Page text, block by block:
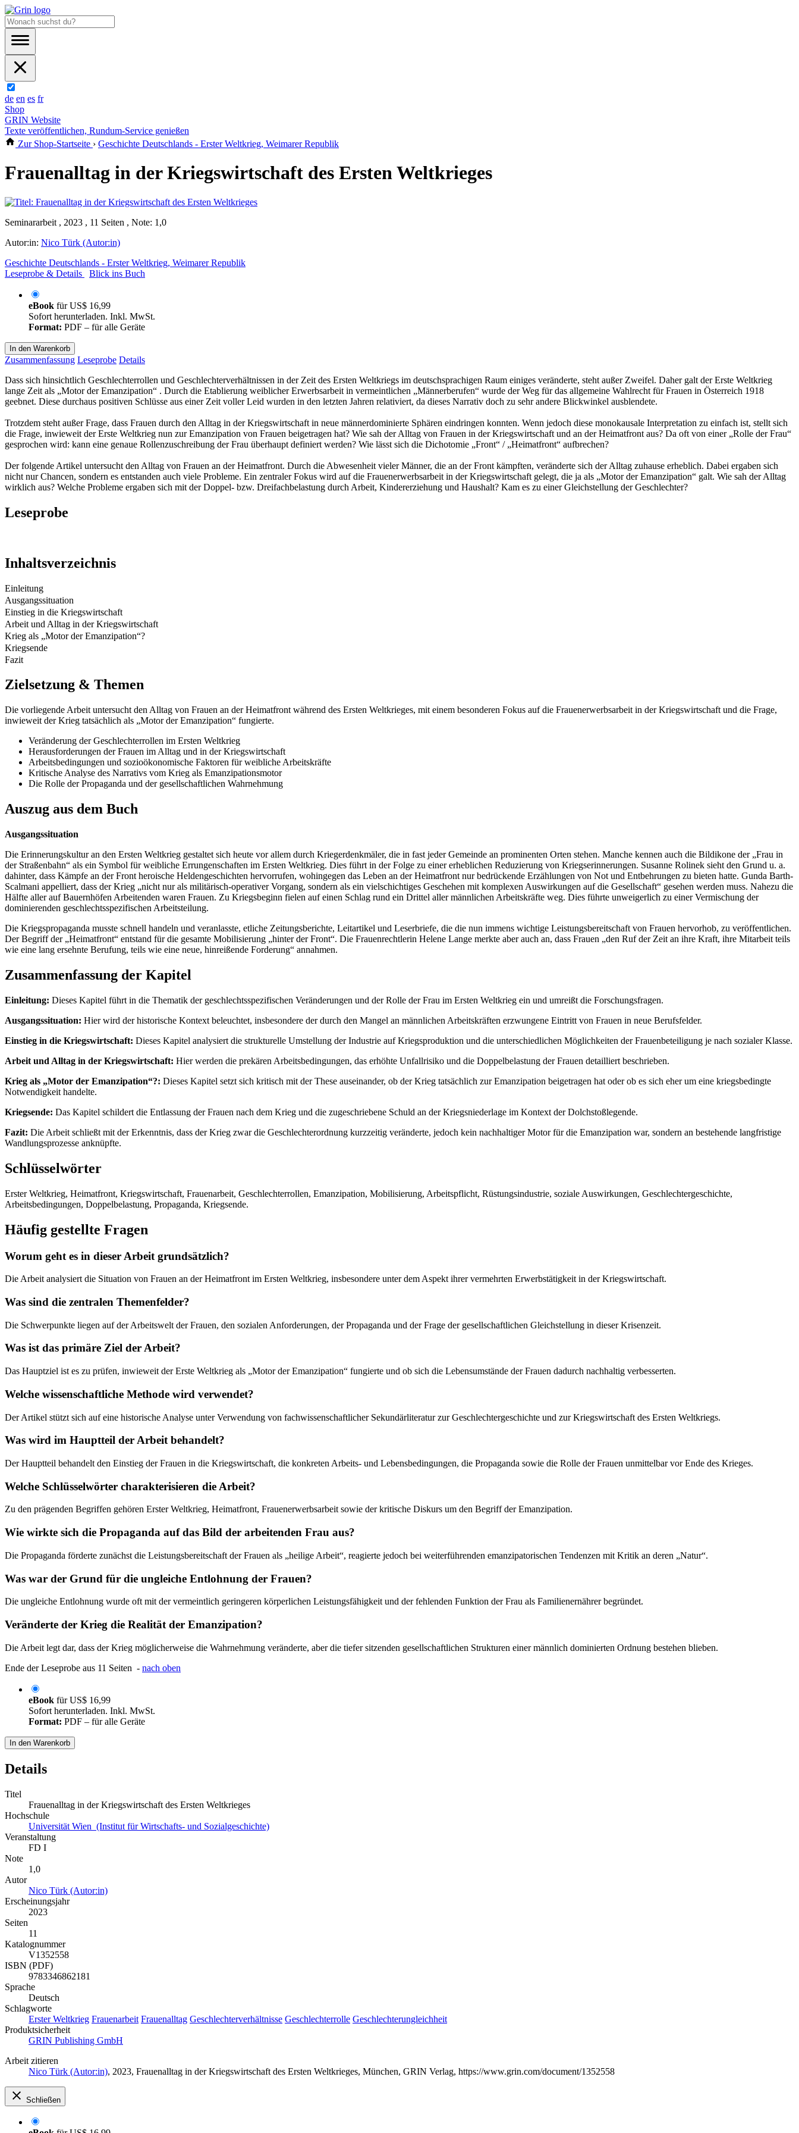
de en es fr
Shop
GRIN Website
Texte veröffentlichen, Rundum-Service genießen
Zur Shop-Startseite › Geschichte Deutschlands - Erster Weltkrieg, Weimarer Republik
Frauenalltag in der Kriegswirtschaft des Ersten Weltkrieges
Seminararbeit , 2023 , 11 Seiten , Note: 1,0
Autor:in: Nico Türk (Autor:in)
Geschichte Deutschlands - Erster Weltkrieg, Weimarer Republik
Leseprobe & Details
Blick ins Buch
eBook fürUS$ 16,99
Sofort herunterladen. Inkl. MwSt.
Format: PDF – für alle Geräte
In den Warenkorb
Zusammenfassung Leseprobe Details
Dass sich hinsichtlich Geschlechterrollen und Geschlechterverhältnissen in der Zeit des Ersten Weltkriegs im deutschsprachigen Raum einiges veränderte, steht außer Zweifel. Daher galt der Erste Weltkrieg
lange Zeit als „Motor der Emanzipation“ . Durch die Etablierung weiblicher Erwerbsarbeit in vermeintlichen „Männerberufen“ wurde der Weg für das allgemeine Wahlrecht für Frauen in Österreich 1918
geebnet. Diese durchaus positiven Schlüsse aus einer Zeit voller Leid wurden in den letzten Jahren relativiert, da dieses Narrativ doch zu sehr andere Blickwinkel ausblendete.
Trotzdem steht außer Frage, dass Frauen durch den Alltag in der Kriegswirtschaft in neue männerdominierte Sphären eindringen konnten. Wenn jedoch diese monokausale Interpretation zu einfach ist, stellt sich
die Frage, inwieweit der Erste Weltkrieg nun zur Emanzipation von Frauen beigetragen hat? Wie sah der Alltag von Frauen in der Kriegswirtschaft und an der Heimatfront aus? Da oft von einer „Rolle der Frau“
gesprochen wird: kann eine genaue Rollenzuschreibung der Frau überhaupt definiert werden? Wie lässt sich die Dichotomie „Front“ / „Heimatfront“ aufbrechen?
Der folgende Artikel untersucht den Alltag von Frauen an der Heimatfront. Durch die Abwesenheit vieler Männer, die an der Front kämpften, veränderte sich der Alltag zuhause erheblich. Dabei ergaben sich
nicht nur Chancen, sondern es entstanden auch viele Probleme. Ein zentraler Fokus wird auf die Frauenerwerbsarbeit in der Kriegswirtschaft gelegt, die ja als „Motor der Emanzipation“ galt. Wie sah der Alltag
wirklich aus? Welche Probleme ergaben sich mit der Doppel- bzw. Dreifachbelastung durch Arbeit, Kindererziehung und Haushalt? Kam es zu einer Gleichstellung der Geschlechter?
Leseprobe
Inhaltsverzeichnis
Einleitung
Ausgangssituation
Einstieg in die Kriegswirtschaft
Arbeit und Alltag in der Kriegswirtschaft
Krieg als „Motor der Emanzipation“?
Kriegsende
Fazit
Zielsetzung & Themen
Die vorliegende Arbeit untersucht den Alltag von Frauen an der Heimatfront während des Ersten Weltkrieges, mit einem besonderen Fokus auf die Frauenerwerbsarbeit in der Kriegswirtschaft und die Frage,
inwieweit der Krieg tatsächlich als „Motor der Emanzipation“ fungierte.
Veränderung der Geschlechterrollen im Ersten Weltkrieg
Herausforderungen der Frauen im Alltag und in der Kriegswirtschaft
Arbeitsbedingungen und sozioökonomische Faktoren für weibliche Arbeitskräfte
Kritische Analyse des Narrativs vom Krieg als Emanzipationsmotor
Die Rolle der Propaganda und der gesellschaftlichen Wahrnehmung
Auszug aus dem Buch
Ausgangssituation
Die Erinnerungskultur an den Ersten Weltkrieg gestaltet sich heute vor allem durch Kriegerdenkmäler, die in fast jeder Gemeinde an prominenten Orten stehen. Manche kennen auch die Bildikone der „Frau in
der Straßenbahn“ als ein Symbol für weibliche Errungenschaften im Ersten Weltkrieg. Dies führt in der Folge zu einer erheblichen Reduzierung von Kriegserinnerungen. Susanne Rolinek sieht den Grund u. a.
dahinter, dass Kämpfe an der Front heroische Heldengeschichten hervorrufen, wohingegen das Leben an der Heimatfront nur bedrückende Erzählungen von Not und Entbehrungen zu bieten hatte. Gunda Barth-
Scalmani appelliert, dass der Krieg „nicht nur als militärisch-operativer Vorgang, sondern als ein vielschichtiges Geschehen mit komplexen Auswirkungen auf die Gesellschaft“ gesehen werden muss. Nahezu die
Hälfte aller auf Bauernhöfen Arbeitenden waren Frauen. Zu Kriegsbeginn fielen auf einen Schlag rund ein Drittel aller männlichen Arbeitskräfte weg. Dies führte unweigerlich zu einer Vermischung der
dominierenden geschlechtsspezifischen Arbeitsteilung.
Die Kriegspropaganda musste schnell handeln und veranlasste, etliche Zeitungsberichte, Leitartikel und Leserbriefe, die die nun immens wichtige Leistungsbereitschaft von Frauen hervorhob, zu veröffentlichen.
Der Begriff der „Heimatfront“ entstand für die gesamte Mobilisierung „hinter der Front“. Die Frauenrechtlerin Helene Lange merkte aber auch an, dass Frauen „den Ruf der Zeit an ihre Kraft, ihre Mitarbeit teils
wie eine lang ersehnte Berufung, teils wie eine neue, hinreißende Forderung“ annahmen.
Zusammenfassung der Kapitel
Einleitung: Dieses Kapitel führt in die Thematik der geschlechtsspezifischen Veränderungen und der Rolle der Frau im Ersten Weltkrieg ein und umreißt die Forschungsfragen.
Ausgangssituation: Hier wird der historische Kontext beleuchtet, insbesondere der durch den Mangel an männlichen Arbeitskräften erzwungene Eintritt von Frauen in neue Berufsfelder.
Einstieg in die Kriegswirtschaft: Dieses Kapitel analysiert die strukturelle Umstellung der Industrie auf Kriegsproduktion und die unterschiedlichen Möglichkeiten der Frauenbeteiligung je nach sozialer Klasse.
Arbeit und Alltag in der Kriegswirtschaft: Hier werden die prekären Arbeitsbedingungen, das erhöhte Unfallrisiko und die Doppelbelastung der Frauen detailliert beschrieben.
Krieg als „Motor der Emanzipation“?: Dieses Kapitel setzt sich kritisch mit der These auseinander, ob der Krieg tatsächlich zur Emanzipation beigetragen hat oder ob es sich eher um eine kriegsbedingte
Notwendigkeit handelte.
Kriegsende: Das Kapitel schildert die Entlassung der Frauen nach dem Krieg und die zugeschriebene Schuld an der Kriegsniederlage im Kontext der Dolchstoßlegende.
Fazit: Die Arbeit schließt mit der Erkenntnis, dass der Krieg zwar die Geschlechterordnung kurzzeitig veränderte, jedoch kein nachhaltiger Motor für die Emanzipation war, sondern an bestehende langfristige
Wandlungsprozesse anknüpfte.
Schlüsselwörter
Erster Weltkrieg, Heimatfront, Kriegswirtschaft, Frauenarbeit, Geschlechterrollen, Emanzipation, Mobilisierung, Arbeitspflicht, Rüstungsindustrie, soziale Auswirkungen, Geschlechtergeschichte,
Arbeitsbedingungen, Doppelbelastung, Propaganda, Kriegsende.
Häufig gestellte Fragen
Worum geht es in dieser Arbeit grundsätzlich?
Die Arbeit analysiert die Situation von Frauen an der Heimatfront im Ersten Weltkrieg, insbesondere unter dem Aspekt ihrer vermehrten Erwerbstätigkeit in der Kriegswirtschaft.
Was sind die zentralen Themenfelder?
Die Schwerpunkte liegen auf der Arbeitswelt der Frauen, den sozialen Anforderungen, der Propaganda und der Frage der gesellschaftlichen Gleichstellung in dieser Krisenzeit.
Was ist das primäre Ziel der Arbeit?
Das Hauptziel ist es zu prüfen, inwieweit der Erste Weltkrieg als „Motor der Emanzipation“ fungierte und ob sich die Lebensumstände der Frauen dadurch nachhaltig verbesserten.
Welche wissenschaftliche Methode wird verwendet?
Der Artikel stützt sich auf eine historische Analyse unter Verwendung von fachwissenschaftlicher Sekundärliteratur zur Geschlechtergeschichte und zur Kriegswirtschaft des Ersten Weltkriegs.
Was wird im Hauptteil der Arbeit behandelt?
Der Hauptteil behandelt den Einstieg der Frauen in die Kriegswirtschaft, die konkreten Arbeits- und Lebensbedingungen, die Propaganda sowie die Rolle der Frauen unmittelbar vor Ende des Krieges.
Welche Schlüsselwörter charakterisieren die Arbeit?
Zu den prägenden Begriffen gehören Erster Weltkrieg, Heimatfront, Frauenerwerbsarbeit sowie der kritische Diskurs um den Begriff der Emanzipation.
Wie wirkte sich die Propaganda auf das Bild der arbeitenden Frau aus?
Die Propaganda förderte zunächst die Leistungsbereitschaft der Frauen als „heilige Arbeit“, reagierte jedoch bei weiterführenden emanzipatorischen Tendenzen mit Kritik an deren „Natur“.
Was war der Grund für die ungleiche Entlohnung der Frauen?
Die ungleiche Entlohnung wurde oft mit der vermeintlich geringeren körperlichen Leistungsfähigkeit und der fehlenden Funktion der Frau als Familienernährer begründet.
Veränderte der Krieg die Realität der Emanzipation?
Die Arbeit legt dar, dass der Krieg möglicherweise die Wahrnehmung veränderte, aber die tiefer sitzenden gesellschaftlichen Strukturen einer männlich dominierten Ordnung bestehen blieben.
Ende der Leseprobe aus 11 Seiten - nach oben
eBook fürUS$ 16,99
Sofort herunterladen. Inkl. MwSt.
Format: PDF – für alle Geräte
In den Warenkorb
Details
Titel
Frauenalltag in der Kriegswirtschaft des Ersten Weltkrieges
Hochschule
Universität Wien (Institut für Wirtschafts- und Sozialgeschichte)
Veranstaltung
FD I
Note
1,0
Autor
Nico Türk (Autor:in)
Erscheinungsjahr
2023
Seiten
11
Katalognummer
V1352558
ISBN (PDF)
9783346862181
Sprache
Deutsch
Schlagworte
Erster Weltkrieg Frauenarbeit Frauenalltag Geschlechterverhältnisse Geschlechterrolle Geschlechterungleichheit
Produktsicherheit
GRIN Publishing GmbH
Arbeit zitieren
Nico Türk (Autor:in), 2023, Frauenalltag in der Kriegswirtschaft des Ersten Weltkrieges, München, GRIN Verlag, https://www.grin.com/document/1352558
Schließen